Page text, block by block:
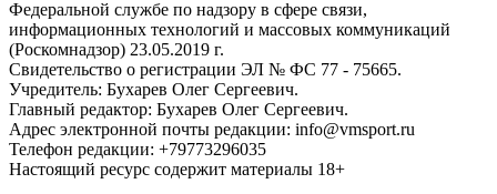
Федеральной службе по надзору в сфере связи,
информационных технологий и массовых коммуникаций
(Роскомнадзор) 23.05.2019 г.
Свидетельство о регистрации ЭЛ № ФС 77 - 75665.
Учредитель: Бухарев Олег Сергеевич.
Главный редактор: Бухарев Олег Сергеевич.
Адрес электронной почты редакции: info@vmsport.ru
Телефон редакции: +79773296035
Настоящий ресурс содержит материалы 18+